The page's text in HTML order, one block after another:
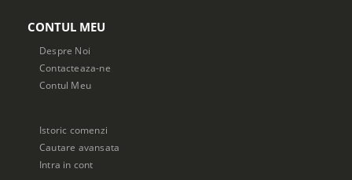
CONTUL MEU
Despre Noi
Contacteaza-ne
Contul Meu
Istoric comenzi
Cautare avansata
Intra in cont